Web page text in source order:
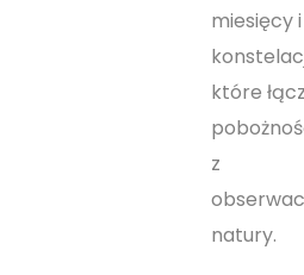
miesięcy i
które
z
natury.